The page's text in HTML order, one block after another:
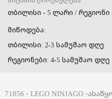
თბილისი - 5 ლარი / რეგიონი
მიწოდება:
თბილისი: 2-3 სამუშაო დღე
რეგიონები: 4-5 სამუშაო დღე
71856 - LEGO NINJAGO -